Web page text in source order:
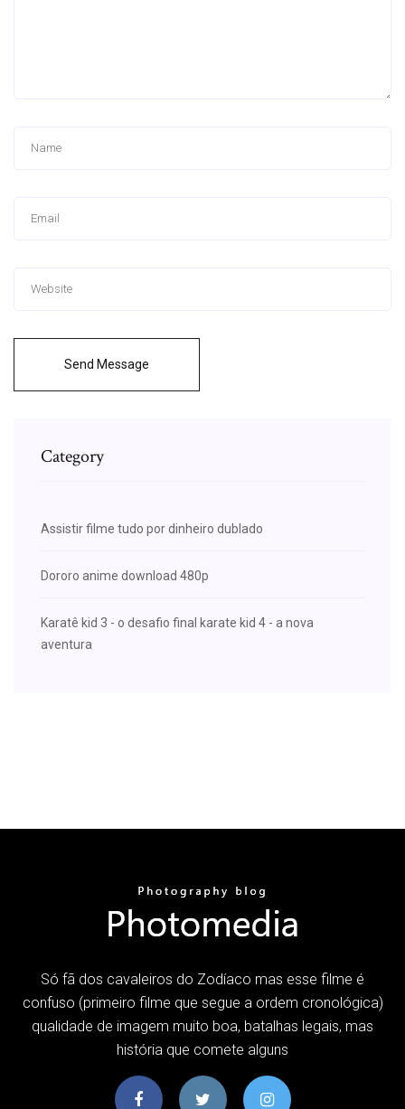
Send Message
Category
Assistir filme tudo por dinheiro dublado
Dororo anime download 480p
Karatê kid 3 - o desafio final karate kid 4 - a nova
aventura
Só fã dos cavaleiros do Zodíaco mas esse filme é
confuso (primeiro filme que segue a ordem cronológica)
qualidade de imagem muito boa, batalhas legais, mas
história que comete alguns